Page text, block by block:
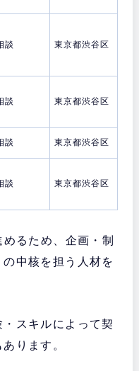
談 東京都渋谷区
談 東京都渋谷区
談 東京都渋谷区
談 東京都渋谷区
るため、企画・制
中核を担う人材を
・スキルによって契
ります。